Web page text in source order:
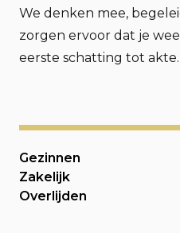
We denken mee,
zorgen ervoor dat je
eerste schatting tot akte.
Gezinnen
Zakelijk
Overlijden